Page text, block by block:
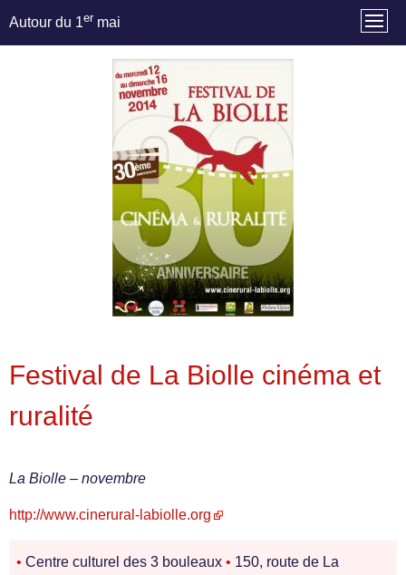
Autour du 1er mai
Festival de La Biolle cinéma et
ruralité
La Biolle – novembre
http://www.cinerural-labiolle.org
• Centre culturel des 3 bouleaux • 150, route de La